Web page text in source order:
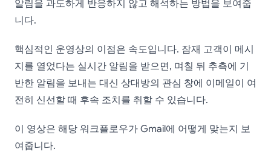
알림을 과도하게 반응하지 않고 해석하는 방법을 보여줍
니다.
핵심적인 운영상의 이점은 속도입니다. 잠재 고객이 메시
지를 열었다는 실시간 알림을 받으면, 며칠 뒤 추측에 기
반한 알림을 보내는 대신 상대방의 관심 창에 이메일이 여
전히 신선할 때 후속 조치를 취할 수 있습니다.
이 영상은 해당 워크플로우가 Gmail에 어떻게 맞는지 보
여줍니다.